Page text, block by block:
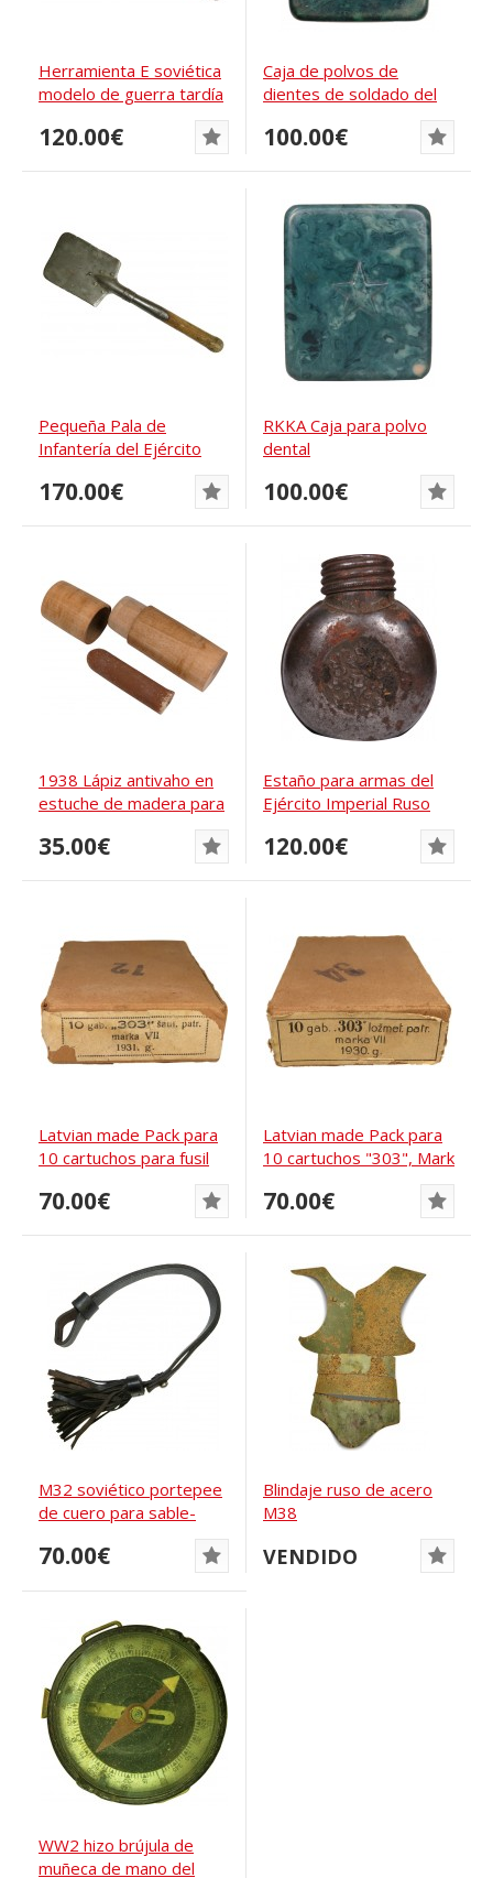
Herramienta E soviética
modelo de guerra tardía
120.00€
Caja de polvos de
dientes de soldado del
100.00€
Pequeña Pala de
Infantería del Ejército
170.00€
RKKA Caja para polvo
dental
100.00€
1938 Lápiz antivaho en
estuche de madera para
35.00€
Estaño para armas del
Ejército Imperial Ruso
120.00€
Latvian made Pack para
10 cartuchos para fusil
70.00€
Latvian made Pack para
10 cartuchos "303", Mark
70.00€
M32 soviético portepee
de cuero para sable-
70.00€
Blindaje ruso de acero
M38
VENDIDO
WW2 hizo brújula de
muñeca de mano del